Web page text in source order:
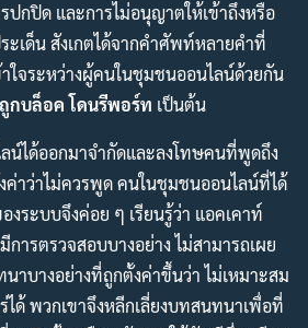
ปกปิด และการไม่อนุญาตให้เข้าถึงหรือ
ะเด็น สังเกตได้จากคำศัพท์หลายคำที่
ใจระหว่างผู้คนในชุมชนออนไลน์ด้วยกัน
กบล็อค โดนรีพอร์ท เป็นต้น
ลน์ได้ออกมาจำกัดและลงโทษคนที่พูดถึง
ค่าว่าไม่ควรพูด คนในชุมชนออนไลน์ที่ได้
งระบบจึงค่อย ๆ เรียนรู้ว่า แอคเคาท์
ารตรวจสอบบางอย่าง ไม่สามารถเผย
บางอย่างที่ถูกตั้งค่าขึ้นว่า ไม่เหมาะสม
ได้ พวกเขาจึงหลีกเลี่ยงบทสนทนาเพื่อที่